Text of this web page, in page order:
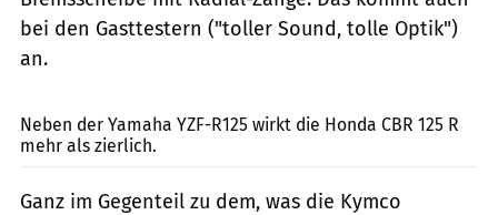
bei den Gasttestern ("toller Sound, tolle Optik")
an.
Neben der Yamaha YZF-R125 wirkt die Honda CBR 125 R
mehr als zierlich.
Ganz im Gegenteil zu dem, was die Kymco